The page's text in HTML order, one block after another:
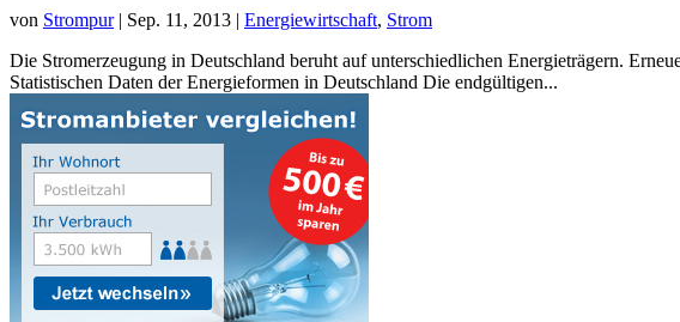
von Strompur| Sep. 11, 2013 | Energiewirtschaft, Strom
Die Stromerzeugung in Deutschland beruht auf unterschiedlichen Energieträgern.
Statistischen Daten der Energieformen in Deutschland Die endgültigen...